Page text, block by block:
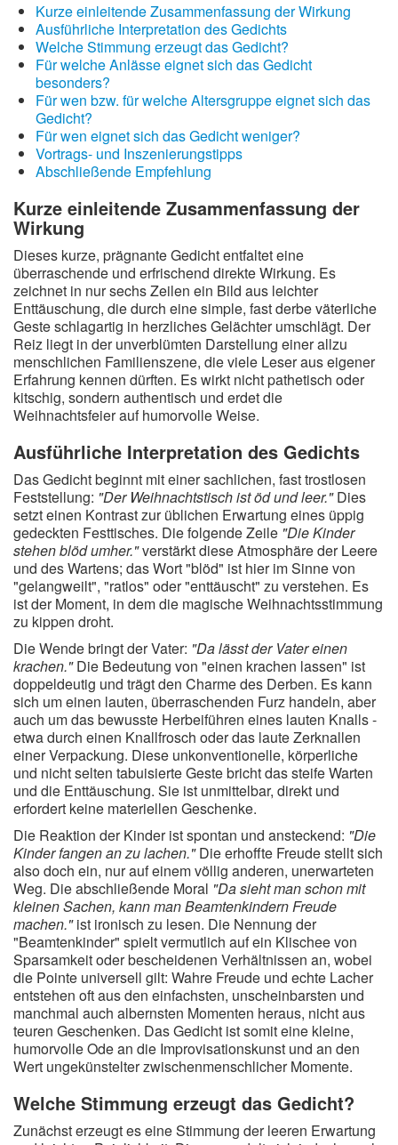
Kurze einleitende Zusammenfassung der Wirkung
Ausführliche Interpretation des Gedichts
Welche Stimmung erzeugt das Gedicht?
Für welche Anlässe eignet sich das Gedicht
besonders?
Für wen bzw. für welche Altersgruppe eignet sich das
Gedicht?
Für wen eignet sich das Gedicht weniger?
Vortrags- und Inszenierungstipps
Abschließende Empfehlung
Kurze einleitende Zusammenfassung der
Wirkung
Dieses kurze, prägnante Gedicht entfaltet eine
überraschende und erfrischend direkte Wirkung. Es
zeichnet in nur sechs Zeilen ein Bild aus leichter
Enttäuschung, die durch eine simple, fast derbe väterliche
Geste schlagartig in herzliches Gelächter umschlägt. Der
Reiz liegt in der unverblümten Darstellung einer allzu
menschlichen Familienszene, die viele Leser aus eigener
Erfahrung kennen dürften. Es wirkt nicht pathetisch oder
kitschig, sondern authentisch und erdet die
Weihnachtsfeier auf humorvolle Weise.
Ausführliche Interpretation des Gedichts
Das Gedicht beginnt mit einer sachlichen, fast trostlosen
Feststellung: "Der Weihnachtstisch ist öd und leer."Dies
setzt einen Kontrast zur üblichen Erwartung eines üppig
gedeckten Festtisches. Die folgende Zeile "Die Kinder
stehen blöd umher."verstärkt diese Atmosphäre der Leere
und des Wartens; das Wort "blöd" ist hier im Sinne von
"gelangweilt", "ratlos" oder "enttäuscht" zu verstehen. Es
ist der Moment, in dem die magische Weihnachtsstimmung
zu kippen droht.
Die Wende bringt der Vater: "Da lässt der Vater einen
krachen."Die Bedeutung von "einen krachen lassen" ist
doppeldeutig und trägt den Charme des Derben. Es kann
sich um einen lauten, überraschenden Furz handeln, aber
auch um das bewusste Herbeiführen eines lauten Knalls -
etwa durch einen Knallfrosch oder das laute Zerknallen
einer Verpackung. Diese unkonventionelle, körperliche
und nicht selten tabuisierte Geste bricht das steife Warten
und die Enttäuschung. Sie ist unmittelbar, direkt und
erfordert keine materiellen Geschenke.
Die Reaktion der Kinder ist spontan und ansteckend: "Die
Kinder fangen an zu lachen."Die erhoffte Freude stellt sich
also doch ein, nur auf einem völlig anderen, unerwarteten
Weg. Die abschließende Moral "Da sieht man schon mit
kleinen Sachen, kann man Beamtenkindern Freude
machen."ist ironisch zu lesen. Die Nennung der
"Beamtenkinder" spielt vermutlich auf ein Klischee von
Sparsamkeit oder bescheidenen Verhältnissen an, wobei
die Pointe universell gilt: Wahre Freude und echte Lacher
entstehen oft aus den einfachsten, unscheinbarsten und
manchmal auch albernsten Momenten heraus, nicht aus
teuren Geschenken. Das Gedicht ist somit eine kleine,
humorvolle Ode an die Improvisationskunst und an den
Wert ungekünstelter zwischenmenschlicher Momente.
Welche Stimmung erzeugt das Gedicht?
Zunächst erzeugt es eine Stimmung der leeren Erwartung